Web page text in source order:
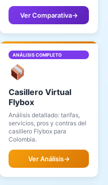
Ver Comparativa→
ANÁLISIS COMPLETO
Casillero Virtual
Flybox
Análisis detallado: tarifas,
servicios, pros y contras del
casillero Flybox para
Colombia.
Ver Análisis→